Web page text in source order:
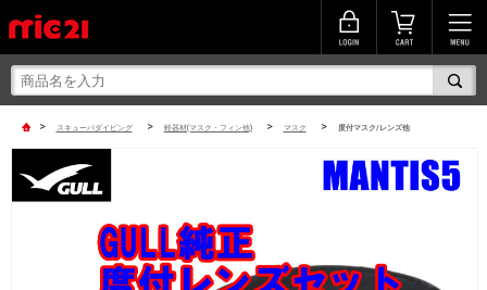
> スキューバダイビング > 軽器材(マスク・フィン他) > マスク > 度付マスク/レンズ他